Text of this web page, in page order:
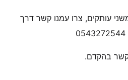
עותקים, צרו עמנו קשר דרך
קשר בהקדם.